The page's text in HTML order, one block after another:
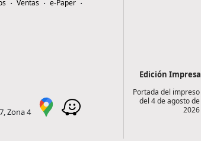
Ventas
e-Paper
Zona 4
Edición Impresa
Portada del impreso
del 4 de agosto de
2026